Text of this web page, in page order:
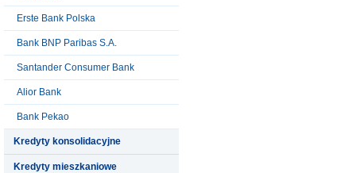
Erste Bank Polska
Bank BNP Paribas S.A.
Santander Consumer Bank
Alior Bank
Bank Pekao
Kredyty konsolidacyjne
Kredyty mieszkaniowe